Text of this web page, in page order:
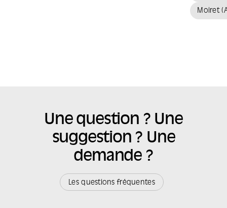
Moiret
Une question ? Une
suggestion ? Une
demande ?
Les questions fréquentes